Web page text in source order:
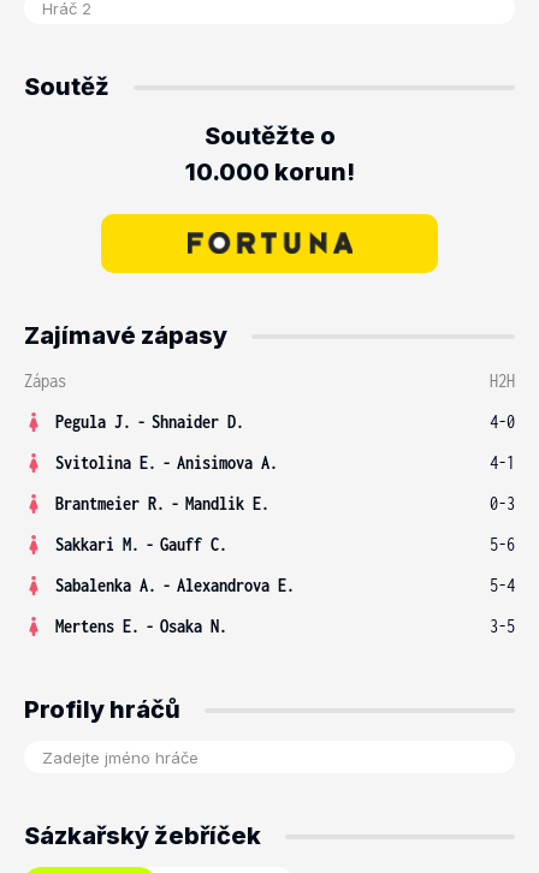
Soutěž
Soutěžte o
10.000 korun!
Zajímavé zápasy
Zápas
H2H
Pegula J. - Shnaider D.
4-0
Svitolina E. - Anisimova A.
4-1
Brantmeier R. - Mandlik E.
0-3
Sakkari M. - Gauff C.
5-6
Sabalenka A. - Alexandrova E.
5-4
Mertens E. - Osaka N. 3-5
Profily hráčů
Sázkařský žebříček